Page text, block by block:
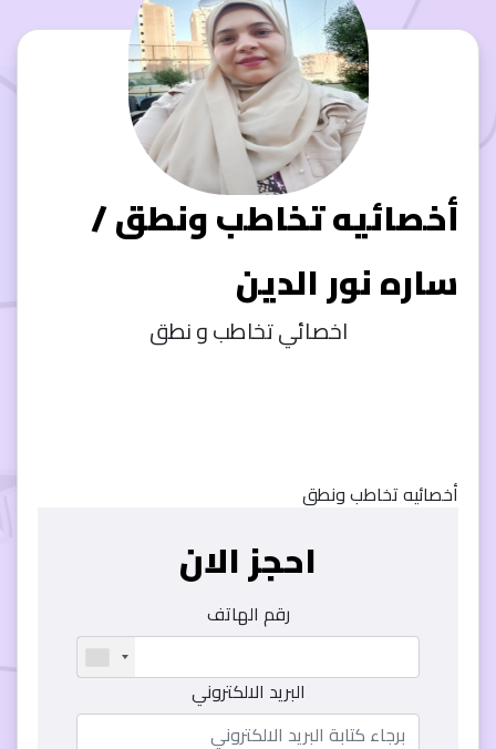
أخصائيه تخاطب ونطق /
ساره نور الدين
اخصائي تخاطب و نطق
أخصائيه تخاطب ونطق
احجز الان
رقم الهاتف
البريد الالكتروني